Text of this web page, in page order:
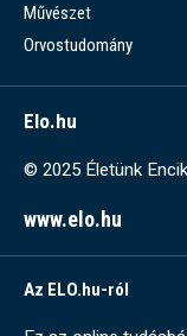
Művészet
Orvostudomány
Elo.hu
© 2025 Életünk
www.elo.hu
Az ELO.hu-ról